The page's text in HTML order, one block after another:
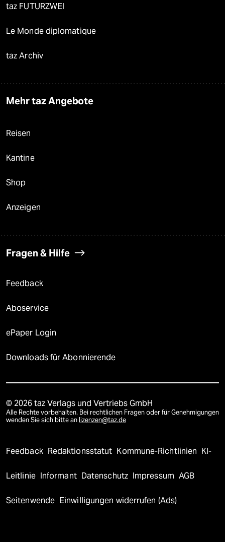
taz FUTURZWEI
Le Monde diplomatique
taz Archiv
Mehr taz Angebote
Reisen
Kantine
Shop
Anzeigen
Fragen & Hilfe
Feedback
Aboservice
ePaper Login
Downloads für Abonnierende
© 2026 taz Verlags und Vertriebs GmbH
Alle Rechte vorbehalten. Bei rechtlichen Fragen oder für Genehmigungen
wenden Sie sich bitte an lizenzen@taz.de
Feedback Redaktionsstatut Kommune-Richtlinien KI-
Leitlinie Informant Datenschutz Impressum AGB
Seitenwende Einwilligungen widerrufen (Ads)